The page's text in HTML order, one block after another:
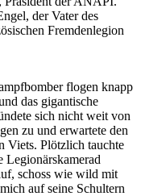
der Vater des
Fremdenlegion
flogen knapp
das gigantische
sich nicht weit von
zu und erwartete den
Viets. Plötzlich tauchte
Legionärskamerad
schoss wie wild mit
auf seine Schultern